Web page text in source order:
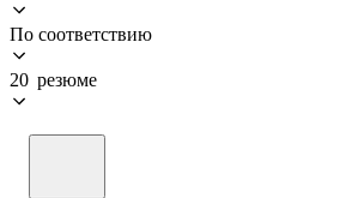
По соответствию
20 резюме